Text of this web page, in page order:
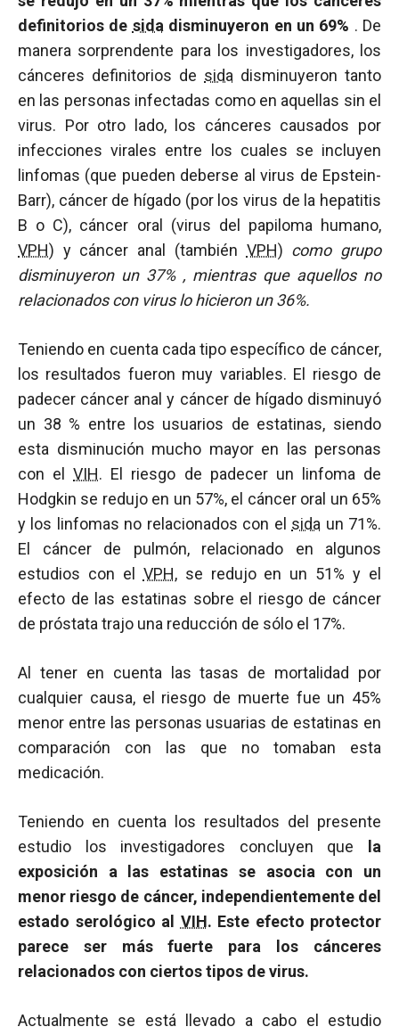
definitorios de sida disminuyeron en un 69% . De
manera sorprendente para los investigadores, los
cánceres definitorios de sida disminuyeron tanto
en las personas infectadas como en aquellas sin el
virus. Por otro lado, los cánceres causados por
infecciones virales entre los cuales se incluyen
linfomas (que pueden deberse al virus de Epstein-
Barr), cáncer de hígado (por los virus de la hepatitis
B o C), cáncer oral (virus del papiloma humano,
VPH) y cáncer anal (también VPH) como grupo
disminuyeron un 37% , mientras que aquellos no
relacionados con virus lo hicieron un 36%.
Teniendo en cuenta cada tipo específico de cáncer,
los resultados fueron muy variables. El riesgo de
padecer cáncer anal y cáncer de hígado disminuyó
un 38 % entre los usuarios de estatinas, siendo
esta disminución mucho mayor en las personas
con elVIH. El riesgo de padecer un linfoma de
Hodgkin se redujo en un 57%, el cáncer oral un 65%
y los linfomas no relacionados con el sida un 71%.
El cáncer de pulmón, relacionado en algunos
estudios con el VPH, se redujo en un 51% y el
efecto de las estatinas sobre el riesgo de cáncer
de próstata trajo una reducción de sólo el 17%.
Al tener en cuenta las tasas de mortalidad por
cualquier causa, el riesgo de muerte fue un 45%
menor entre las personas usuarias de estatinas en
comparación con las que no tomaban esta
medicación.
Teniendo en cuenta los resultados del presente
estudio los investigadores concluyen que
la
exposición a las estatinas se asocia con un
menor riesgo de cáncer, independientemente del
estado serológico al VIH. Este efecto protector
parece ser más fuerte para los cánceres
relacionados con ciertos tipos de virus.
Actualmente se está llevado a cabo el estudio